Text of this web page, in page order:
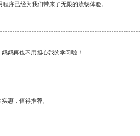
序已经为我们带来了无限的流畅体验。
妈再也不用担心我的学习啦！
惠，值得推荐。